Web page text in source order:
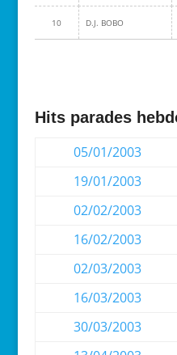
10 D.J. BOBO
Hits parades
05/01/2003
19/01/2003
02/02/2003
16/02/2003
02/03/2003
16/03/2003
30/03/2003